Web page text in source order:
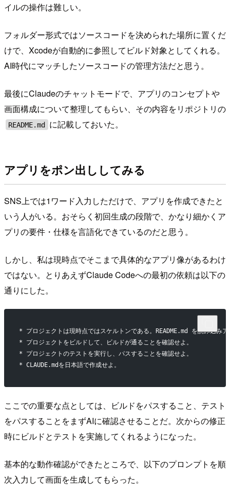
イルの操作は難しい。
フォルダー形式ではソースコードを決められた場所に置くだ
けで、Xcodeが自動的に参照してビルド対象としてくれる。
AI時代にマッチしたソースコードの管理方法だと思う。
最後にClaudeのチャットモードで、アプリのコンセプトや
画面構成について整理してもらい、その内容をリポジトリの
README.md に記載しておいた。
アプリをポン出ししてみる
SNS上では1ワード入力しただけで、アプリを作成できたと
いう人がいる。おそらく初回生成の段階で、かなり細かくア
プリの要件・仕様を言語化できているのだと思う。
しかし、私は現時点でそこまで具体的なアプリ像があるわけ
ではない。とりあえずClaude Codeへの最初の依頼は以下の
通りにした。
* プロジェクトは現時点ではスケルトンである。README.md を読み込み
* プロジェクトをビルドして、ビルドが通ることを確認せよ。
* プロジェクトのテストを実行し、パスすることを確認せよ。
* CLAUDE.mdを日本語で作成せよ。
ここでの重要な点としては、ビルドをパスすること、テスト
をパスすることをまずAIに確認させることだ。次からの修正
時にビルドとテストを実施してくれるようになった。
基本的な動作確認ができたところで、以下のプロンプトを順
次入力して画面を生成してもらった。